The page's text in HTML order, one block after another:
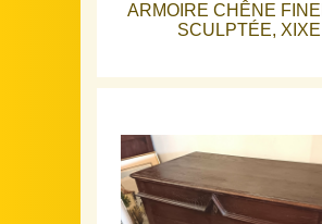
ARMOIRE CHÊNE
SCULPTÉE, XIXE